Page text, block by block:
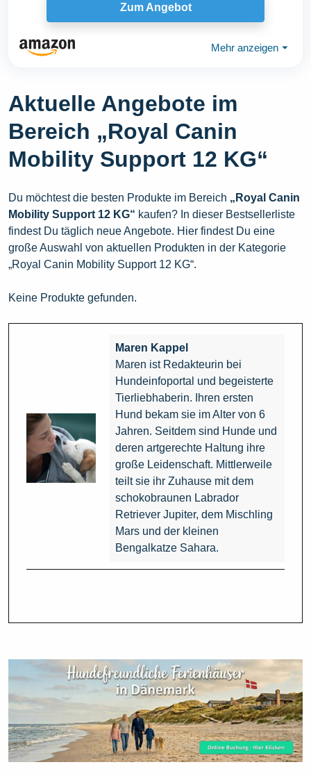
Zum Angebot
Mehr anzeigen ⏷
Aktuelle Angebote im
Bereich „Royal Canin
Mobility Support 12 KG“
Du möchtest die besten Produkte im Bereich „Royal Canin
Mobility Support 12 KG“ kaufen? In dieser Bestsellerliste
findest Du täglich neue Angebote. Hier findest Du eine
große Auswahl von aktuellen Produkten in der Kategorie
„Royal Canin Mobility Support 12 KG“.
Keine Produkte gefunden.
Maren Kappel
Maren ist Redakteurin bei
Hundeinfoportal und begeisterte
Tierliebhaberin. Ihren ersten
Hund bekam sie im Alter von 6
Jahren. Seitdem sind Hunde und
deren artgerechte Haltung ihre
große Leidenschaft. Mittlerweile
teilt sie ihr Zuhause mit dem
schokobraunen Labrador
Retriever Jupiter, dem Mischling
Mars und der kleinen
Bengalkatze Sahara.